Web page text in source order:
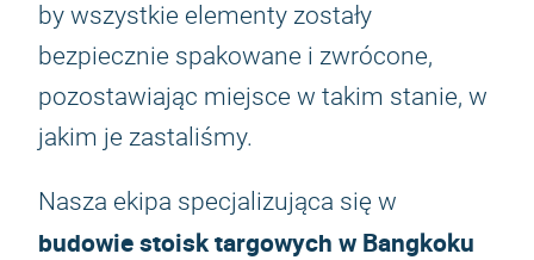
by wszystkie elementy zostały
bezpiecznie spakowane i zwrócone,
pozostawiając miejsce w takim stanie, w
jakim je zastaliśmy.
Nasza ekipa specjalizująca się w
budowie stoisk targowych w Bangkoku